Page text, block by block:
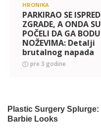
HRONIKA
PARKIRAO SE ISPRED
ZGRADE, A ONDA SU
POČELI DA GA BODU
NOŽEVIMA: Detalji
brutalnog napada
na Čukarici,
pokrenuta akcija
pre 3 godine